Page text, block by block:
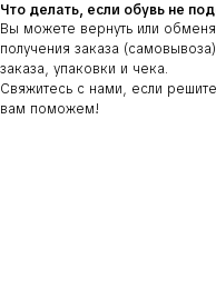
Что делать, если обувь не
Вы можете вернуть или
получения заказа
заказа, упаковки и чека.
Свяжитесь с нами, если
вам поможем!